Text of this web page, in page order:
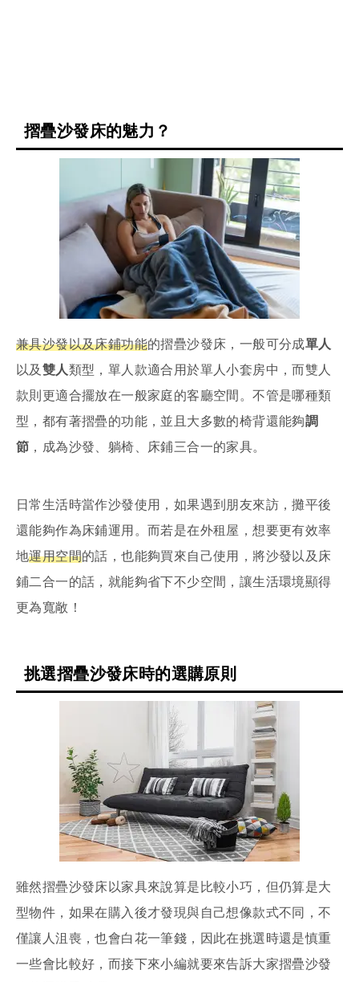
摺疊沙發床的魅力？
兼具沙發以及床鋪功能的摺疊沙發床，一般可分成單人
以及 雙人類型，單人款適合用於單人小套房中，而雙人
款則更適合擺放在一般家庭的客廳空間。不管是哪種類
型，都有著摺疊的功能，並且大多數的椅背還能夠調
節 ，成為沙發、躺椅、床鋪三合一的家具。
日常生活時當作沙發使用，如果遇到朋友來訪，攤平後
還能夠作為床鋪運用。而若是在外租屋，想要更有效率
地運用空間的話，也能夠買來自己使用，將沙發以及床
鋪二合一的話，就能夠省下不少空間，讓生活環境顯得
更為寬敞！
挑選摺疊沙發床時的選購原則
雖然摺疊沙發床以家具來說算是比較小巧，但仍算是大
型物件，如果在購入後才發現與自己想像款式不同，不
僅讓人沮喪，也會白花一筆錢，因此在挑選時還是慎重
一些會比較好，而接下來小編就要來告訴大家摺疊沙發